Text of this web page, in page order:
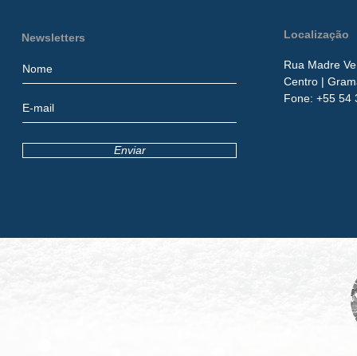
Enviar
Newsletters Localização
Rua Madre
Centro |
​Fone: +55 54